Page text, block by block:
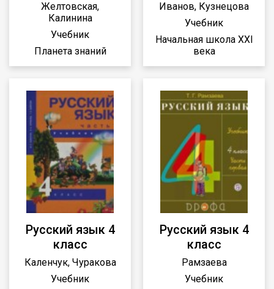
Желтовская,
Калинина
Учебник
Планета знаний
Иванов, Кузнецова
Учебник
Начальная школа XXI
века
Русский язык 4
класс
Каленчук, Чуракова
Учебник
Русский язык 4
класс
Рамзаева
Учебник